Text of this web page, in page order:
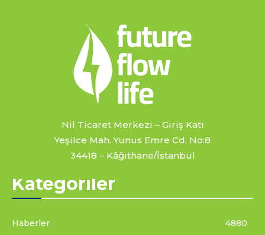
Nil Ticaret Merkezi – Giriş Katı
Yeşilce Mah. Yunus Emre Cd. No:8
34418 – Kâğıthane/İstanbul
Kategoriler
Haberler 4880